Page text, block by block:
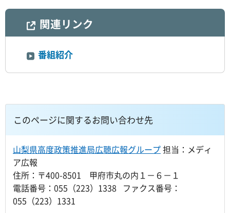
関連リンク
番組紹介
このページに関するお問い合わせ先
山梨県高度政策推進局広聴広報グループ担当：メディ
ア広報
住所：〒400-8501 甲府市丸の内１－６－１
電話番号：055（223）1338 ファクス番号：
055（223）1331